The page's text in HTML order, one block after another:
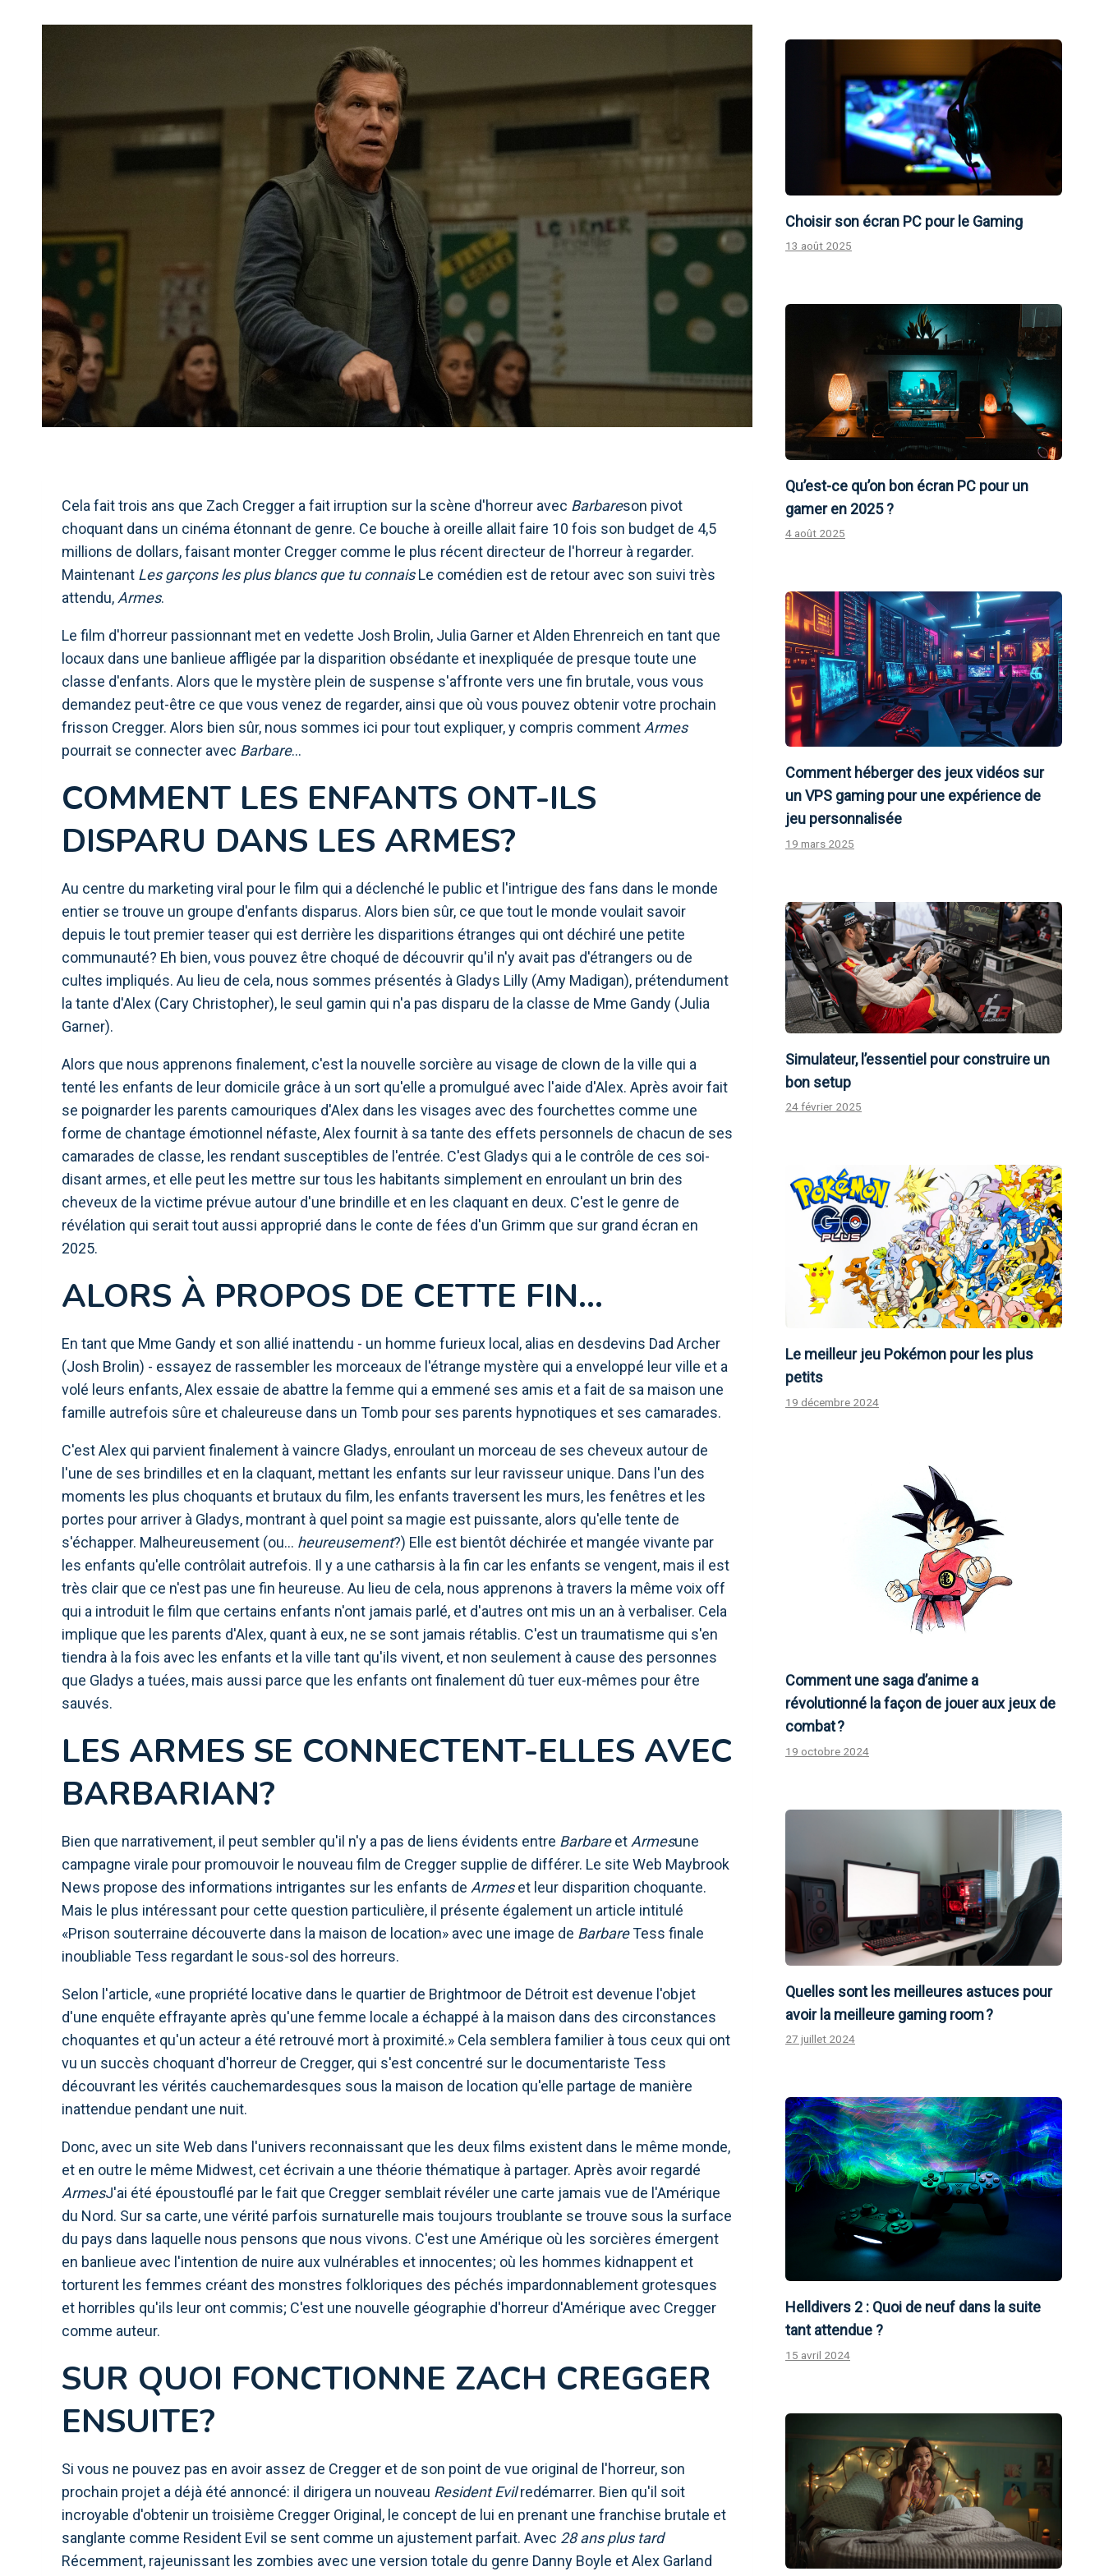
Cela fait trois ans que Zach Cregger a fait irruption sur la scène d'horreur avec Barbareson pivot
choquant dans un cinéma étonnant de genre. Ce bouche à oreille allait faire 10 fois son budget de 4,5
millions de dollars, faisant monter Cregger comme le plus récent directeur de l'horreur à regarder.
Maintenant Les garçons les plus blancs que tu connaisLe comédien est de retour avec son suivi très
attendu, Armes.
Le film d'horreur passionnant met en vedette Josh Brolin, Julia Garner et Alden Ehrenreich en tant que
locaux dans une banlieue affligée par la disparition obsédante et inexpliquée de presque toute une
classe d'enfants. Alors que le mystère plein de suspense s'affronte vers une fin brutale, vous vous
demandez peut-être ce que vous venez de regarder, ainsi que où vous pouvez obtenir votre prochain
frisson Cregger. Alors bien sûr, nous sommes ici pour tout expliquer, y compris comment Armes
pourrait se connecter avec Barbare…
COMMENT LES ENFANTS ONT-ILS
DISPARU DANS LES ARMES?
Au centre du marketing viral pour le film qui a déclenché le public et l'intrigue des fans dans le monde
entier se trouve un groupe d'enfants disparus. Alors bien sûr, ce que tout le monde voulait savoir
depuis le tout premier teaser qui est derrière les disparitions étranges qui ont déchiré une petite
communauté? Eh bien, vous pouvez être choqué de découvrir qu'il n'y avait pas d'étrangers ou de
cultes impliqués. Au lieu de cela, nous sommes présentés à Gladys Lilly (Amy Madigan), prétendument
la tante d'Alex (Cary Christopher), le seul gamin qui n'a pas disparu de la classe de Mme Gandy (Julia
Garner).
Alors que nous apprenons finalement, c'est la nouvelle sorcière au visage de clown de la ville qui a
tenté les enfants de leur domicile grâce à un sort qu'elle a promulgué avec l'aide d'Alex. Après avoir fait
se poignarder les parents camouriques d'Alex dans les visages avec des fourchettes comme une
forme de chantage émotionnel néfaste, Alex fournit à sa tante des effets personnels de chacun de ses
camarades de classe, les rendant susceptibles de l'entrée. C'est Gladys qui a le contrôle de ces soi-
disant armes, et elle peut les mettre sur tous les habitants simplement en enroulant un brin des
cheveux de la victime prévue autour d'une brindille et en les claquant en deux. C'est le genre de
révélation qui serait tout aussi approprié dans le conte de fées d'un Grimm que sur grand écran en
2025.
ALORS À PROPOS DE CETTE FIN…
En tant que Mme Gandy et son allié inattendu - un homme furieux local, alias en desdevins Dad Archer
(Josh Brolin) - essayez de rassembler les morceaux de l'étrange mystère qui a enveloppé leur ville et a
volé leurs enfants, Alex essaie de abattre la femme qui a emmené ses amis et a fait de sa maison une
famille autrefois sûre et chaleureuse dans un Tomb pour ses parents hypnotiques et ses camarades.
C'est Alex qui parvient finalement à vaincre Gladys, enroulant un morceau de ses cheveux autour de
l'une de ses brindilles et en la claquant, mettant les enfants sur leur ravisseur unique. Dans l'un des
moments les plus choquants et brutaux du film, les enfants traversent les murs, les fenêtres et les
portes pour arriver à Gladys, montrant à quel point sa magie est puissante, alors qu'elle tente de
s'échapper. Malheureusement (ou… heureusement?) Elle est bientôt déchirée et mangée vivante par
les enfants qu'elle contrôlait autrefois. Il y a une catharsis à la fin car les enfants se vengent, mais il est
très clair que ce n'est pas une fin heureuse. Au lieu de cela, nous apprenons à travers la même voix off
qui a introduit le film que certains enfants n'ont jamais parlé, et d'autres ont mis un an à verbaliser. Cela
implique que les parents d'Alex, quant à eux, ne se sont jamais rétablis. C'est un traumatisme qui s'en
tiendra à la fois avec les enfants et la ville tant qu'ils vivent, et non seulement à cause des personnes
que Gladys a tuées, mais aussi parce que les enfants ont finalement dû tuer eux-mêmes pour être
sauvés.
LES ARMES SE CONNECTENT-ELLES AVEC
BARBARIAN?
Bien que narrativement, il peut sembler qu'il n'y a pas de liens évidents entre Barbareet Armesune
campagne virale pour promouvoir le nouveau film de Cregger supplie de différer. Le site Web Maybrook
News propose des informations intrigantes sur les enfants de Armeset leur disparition choquante.
Mais le plus intéressant pour cette question particulière, il présente également un article intitulé
«Prison souterraine découverte dans la maison de location» avec une image de BarbareTess finale
inoubliable Tess regardant le sous-sol des horreurs.
Selon l'article, «une propriété locative dans le quartier de Brightmoor de Détroit est devenue l'objet
d'une enquête effrayante après qu'une femme locale a échappé à la maison dans des circonstances
choquantes et qu'un acteur a été retrouvé mort à proximité.» Cela semblera familier à tous ceux qui ont
vu un succès choquant d'horreur de Cregger, qui s'est concentré sur le documentariste Tess
découvrant les vérités cauchemardesques sous la maison de location qu'elle partage de manière
inattendue pendant une nuit.
Donc, avec un site Web dans l'univers reconnaissant que les deux films existent dans le même monde,
et en outre le même Midwest, cet écrivain a une théorie thématique à partager. Après avoir regardé
ArmesJ'ai été époustouflé par le fait que Cregger semblait révéler une carte jamais vue de l'Amérique
du Nord. Sur sa carte, une vérité parfois surnaturelle mais toujours troublante se trouve sous la surface
du pays dans laquelle nous pensons que nous vivons. C'est une Amérique où les sorcières émergent
en banlieue avec l'intention de nuire aux vulnérables et innocentes; où les hommes kidnappent et
torturent les femmes créant des monstres folkloriques des péchés impardonnablement grotesques
et horribles qu'ils leur ont commis; C'est une nouvelle géographie d'horreur d'Amérique avec Cregger
comme auteur.
SUR QUOI FONCTIONNE ZACH CREGGER
ENSUITE?
Si vous ne pouvez pas en avoir assez de Cregger et de son point de vue original de l'horreur, son
prochain projet a déjà été annoncé: il dirigera un nouveau Resident Evilredémarrer. Bien qu'il soit
incroyable d'obtenir un troisième Cregger Original, le concept de lui en prenant une franchise brutale et
sanglante comme Resident Evil se sent comme un ajustement parfait. Avec 28 ans plus tard
Récemment, rajeunissant les zombies avec une version totale du genre Danny Boyle et Alex Garland
Choisir son écran PC pour le Gaming
13 août 2025
Qu’est-ce qu’on bon écran PC pour un
gamer en 2025 ?
4 août 2025
Comment héberger des jeux vidéos sur
un VPS gaming pour une expérience de
jeu personnalisée
19 mars 2025
Simulateur, l’essentiel pour construire un
bon setup
24 février 2025
Le meilleur jeu Pokémon pour les plus
petits
19 décembre 2024
Comment une saga d’anime a
révolutionné la façon de jouer aux jeux de
combat ?
19 octobre 2024
Quelles sont les meilleures astuces pour
avoir la meilleure gaming room ?
27 juillet 2024
Helldivers 2 : Quoi de neuf dans la suite
tant attendue ?
15 avril 2024